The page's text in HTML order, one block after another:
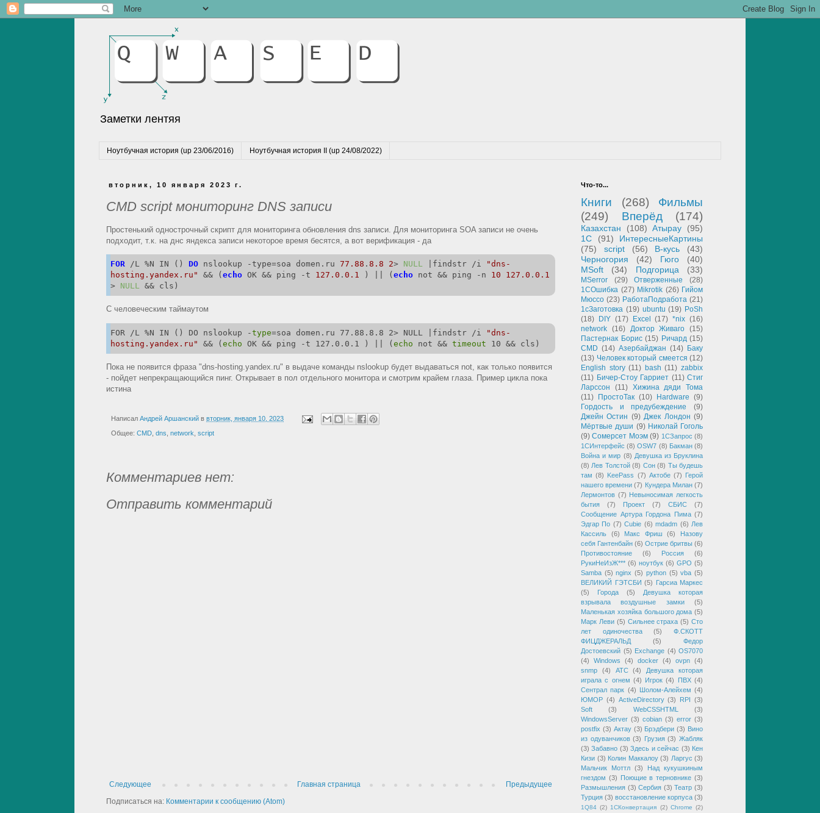
Заметки лентяя
Ноутбучная история (up 23/06/2016) Ноутбучная история II (up 24/08/2022)
вторник, 10 января 2023 г.
CMD script мониторинг DNS записи
Простенький однострочный скрипт для мониторинга обновления dns записи. Для мониторинга SOA записи не очень
подходит, т.к. на днс яндекса записи некоторое время бесятся, а вот верификация - да
FOR /L %N IN () DO nslookup -type=soa domen.ru 77.88 . 8.8 2> NULL |findstr /i
"dns-
hosting.yandex.ru"
&& ( echo OK && ping -t 127.0 . 0.1 ) || ( echo not && ping -n 10 127.0 . 0.1
> NULL && cls)
С человеческим таймаутом
FOR /L %N IN () DO nslookup -type=soa domen.ru 77.88.8.8 2> NULL |findstr /i
"dns-
hosting.yandex.ru"
&& (echo OK && ping -t 127.0.0.1 ) || (echo not && timeout 10 && cls)
Пока не появится фраза "dns-hosting.yandex.ru" в выдаче команды nslookup будет выдаваться not, как только появится
- пойдет непрекращающийся пинг. Открывает в пол отдельного монитора и смотрим крайем глаза. Пример цикла пока
истина
Написал Андрей Аршанский в вторник, января 10, 2023
Общее: CMD dns network script
Комментариев нет:
Отправить комментарий
Следующее Предыдущее
Главная страница
Подписаться на: Комментарии к сообщению (Atom)
Что-то...
Книги (268)
Фильмы
(249)
Вперёд (174)
Казахстан (108) Атырау
(95)
1С
(91)
ИнтересныеКартины
(75)
script (56) В-кусь
(43)
Черногория
(42) Гюго
(40)
MSoft
(34) Подгорица (33)
MSerror (29) Отверженные
(28)
1СОшибка (27) Mikrotik (26) Гийом
Мюссо (23) РаботаПодработа (21)
1сЗаготовка (19) ubuntu (19) PoSh
(18)
DIY (17) Excel (17) *nix (16)
network (16) Доктор Живаго (15)
Пастернак Борис (15) Ричард (15)
CMD (14) Азербайджан (14) Баку
(13) Человек который смеется (12)
English story (11) bash (11) zabbix
(11) Бичер-Стоу Гарриет (11) Стиг
Ларссон
(11) Хижина дяди Тома
(11)
ПростоТак (10) Hardware (9)
Гордость и предубеждение
(9)
Джейн Остин (9) Джек Лондон (9)
Мёртвые души (9) Николай Гоголь
(9) Сомерсет Моэм (9) 1СЗапрос (8)
1СИнтерфейс (8) OSW7 (8) Бакман (8)
Война и мир (8) Девушка из Бруклина
(8) Лев Толстой (8) Сон (8) Ты будешь
там (8) KeePass (7) Актобе (7)
Герой
нашего времени (7) Кундера Милан (7)
Лермонтов (7) Невыносимая легкость
бытия
(7) Проект (7) СБИС
(7)
Сообщение Артура Гордона Пима (7)
Эдгар По (7) Cubie (6) mdadm (6) Лев
Кассиль
(6) Макс Фриш (6)
Назову
себя Гантенбайн (6) Острие бритвы (6)
Противостояние
(6) Россия
(6)
РукиНеИзЖ*** (6) ноутбук (6) GPO (5)
Samba (5) nginx (5) python (5) vba (5)
ВЕЛИКИЙ ГЭТСБИ (5)
Гарсиа Маркес
(5)
Города (5)
Девушка которая
взрывала воздушные замки
(5)
Маленькая хозяйка большого дома (5)
Марк Леви (5) Сильнее страха (5) Сто
лет одиночества
(5)
Ф.СКОТТ
ФИЦДЖЕРАЛЬД
(5)
Федор
Достоевский (5) Exchange (4) OS7070
(4)
Windows (4) docker (4) ovpn (4)
snmp
(4) АТС (4)
Девушка которая
играла с огнем (4) Игрок (4) ПВХ (4)
Сентрал парк (4) Шолом-Алейхем (4)
ЮМОР (4) ActiveDirectory (3) RPI
(3)
Soft
(3) WebCSSHTML
(3)
WindowsServer (3) cobian (3) error (3)
postfix (3) Актау (3) Брэдбери (3) Вино
из одуванчиков (3) Грузия (3) Жабляк
(3) Забавно (3) Здесь и сейчас (3) Кен
Кизи (3) Колин Маккалоу (3) Ларгус (3)
Мальчик Моттл (3)
Над кукушкиным
гнездом (3) Поющие в терновнике (3)
Размышления (3) Сербия (3) Театр (3)
Турция (3) восстановление корпуса (3)
1Q84 (2) 1СКонвертация (2) Chrome (2)